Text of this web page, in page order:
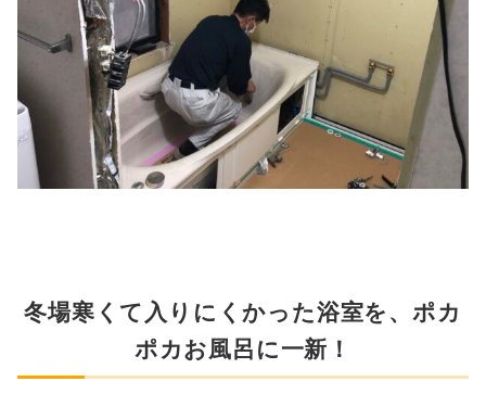
冬場寒くて入りにくかった浴室を、ポカ
ポカお風呂に一新！